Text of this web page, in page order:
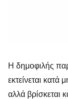
Η δημοφιλής
εκτείνεται
αλλά